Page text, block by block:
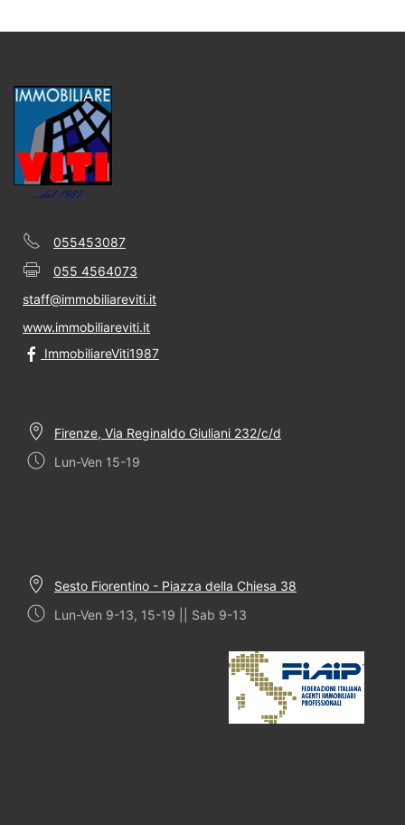
055453087
055 4564073
staff@immobiliareviti.it
www.immobiliareviti.it
ImmobiliareViti1987
Firenze, Via Reginaldo Giuliani 232/c/d
Lun-Ven 15-19
Sesto Fiorentino - Piazza della Chiesa 38
Lun-Ven 9-13, 15-19 || Sab 9-13